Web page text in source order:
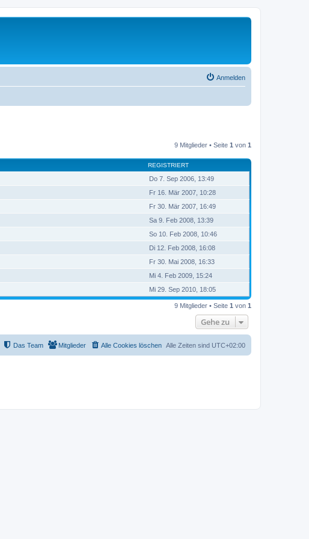
Anmelden
9 Mitglieder • Seite 1 von 1
REGISTRIERT
Do 7. Sep 2006, 13:49
Fr 16. Mär 2007, 10:28
Fr 30. Mär 2007, 16:49
Sa 9. Feb 2008, 13:39
So 10. Feb 2008, 10:46
Di 12. Feb 2008, 16:08
Fr 30. Mai 2008, 16:33
Mi 4. Feb 2009, 15:24
Mi 29. Sep 2010, 18:05
9 Mitglieder • Seite 1 von 1
Gehe zu
Alle Zeiten sind UTC+02:00
Alle Cookies löschen
Mitglieder
Das Team